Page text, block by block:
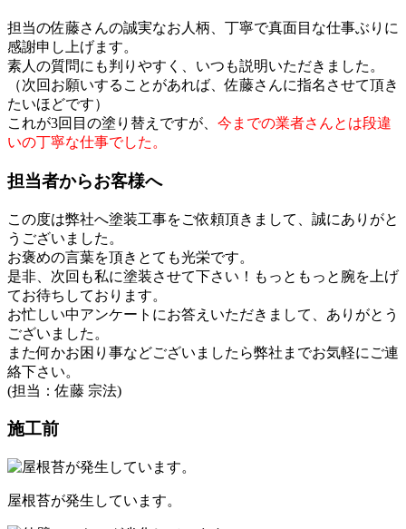
担当の佐藤さんの誠実なお人柄、丁寧で真面目な仕事ぶりに
感謝申し上げます。
素人の質問にも判りやすく、いつも説明いただきました。
（次回お願いすることがあれば、佐藤さんに指名させて頂き
たいほどです）
これが3回目の塗り替えですが、 今までの業者さんとは段違
いの丁寧な仕事でした。
担当者からお客様へ
この度は弊社へ塗装工事をご依頼頂きまして、誠にありがと
うございました。
お褒めの言葉を頂きとても光栄です。
是非、次回も私に塗装させて下さい！もっともっと腕を上げ
てお待ちしております。
お忙しい中アンケートにお答えいただきまして、ありがとう
ございました。
また何かお困り事などございましたら弊社までお気軽にご連
絡下さい。
(担当：佐藤 宗法)
施工前
屋根苔が発生しています。